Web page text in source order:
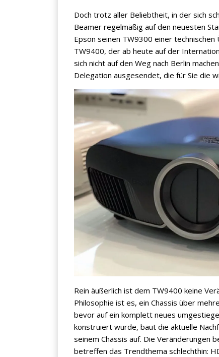
Doch trotz aller Beliebtheit, in der sich
Beamer regelmäßig auf den neuesten
Epson seinen TW9300 einer
TW9400, der ab heute auf der
sich nicht auf den Weg nach Berlin
Delegation ausgesendet, die für Sie die
Rein äußerlich ist dem TW9400 keine
Philosophie ist es, ein Chassis über
bevor auf ein komplett neues
konstruiert wurde, baut die aktuelle
seinem Chassis auf. Die Veränderungen
betreffen das Trendthema schlechthin:
×
KEINE ANGEBOTE
VERPASSEN
Erhalten Sie exklusive Angebote, News und
Updates direkt in Ihr Postfach. Kostenlos und
jederzeit kündbar.
Jetzt anmelden
Mit der Anmeldung akzeptieren Sie unsere
Datenschutzerklärung . Sie können sich
jederzeit wieder abmelden.